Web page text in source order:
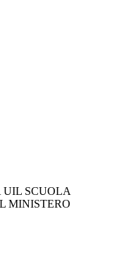
SCUOLA
MINISTERO